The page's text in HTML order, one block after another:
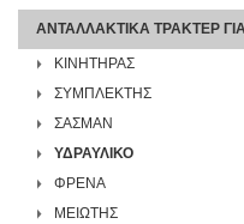
ΑΝΤΑΛΛΑΚΤΙΚΑ ΤΡΑΚΤΕΡ ΓΙΑ
ΚΙΝΗΤΗΡΑΣ
ΣΥΜΠΛΕΚΤΗΣ
ΣΑΣΜΑΝ
ΥΔΡΑΥΛΙΚΟ
ΦΡΕΝΑ
ΜΕΙΩΤΗΣ